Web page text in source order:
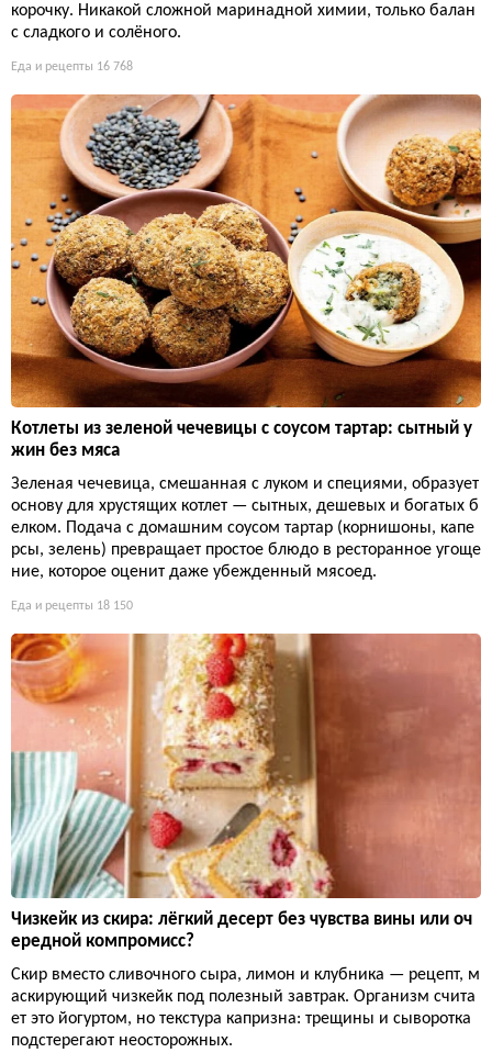
корочку. Никакой сложной маринадной химии, только балан
с сладкого и солёного.
Еда и рецепты 16 768
Котлеты из зеленой чечевицы с соусом тартар: сытный у
жин без мяса
Зеленая чечевица, смешанная с луком и специями, образует
основу для хрустящих котлет — сытных, дешевых и богатых б
елком. Подача с домашним соусом тартар (корнишоны, капе
рсы, зелень) превращает простое блюдо в ресторанное угоще
ние, которое оценит даже убежденный мясоед.
Еда и рецепты 18 150
Чизкейк из скира: лёгкий десерт без чувства вины или оч
ередной компромисс?
Скир вместо сливочного сыра, лимон и клубника — рецепт, м
аскирующий чизкейк под полезный завтрак. Организм счита
ет это йогуртом, но текстура капризна: трещины и сыворотка
подстерегают неосторожных.